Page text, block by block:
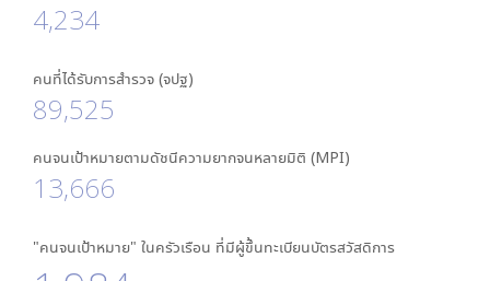
4,234
คนที่ได้รับการสำรวจ (จปฐ)
89,525
คนจนเป้าหมายตามดัชนีความยากจนหลายมิติ (MPI)
13,666
"คนจนเป้าหมาย" ในครัวเรือน ที่มีผู้ขึ้นทะเบียนบัตรสวัสดิการ